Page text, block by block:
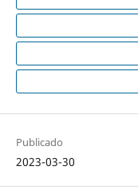
Publicado
2023-03-30